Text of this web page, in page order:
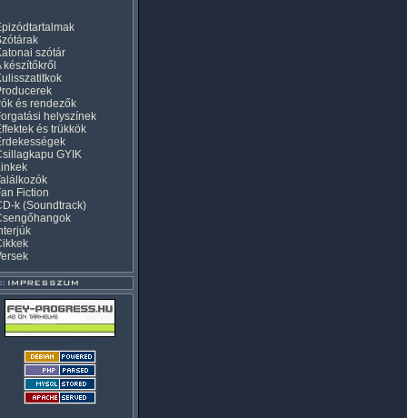
szótár
készítőkről
és rendezők
helyszínek
és trükkök
GYIK
Fiction
k (Soundtrack)